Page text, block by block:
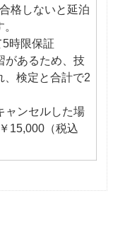
格しないと延泊
時限保証
があるため、技
、検定と合計で2
ャンセルした場
15,000（税込